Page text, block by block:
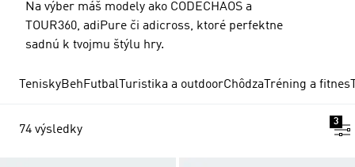
Na výber máš modely ako CODECHAOS a
TOUR360, adiPure či adicross, ktoré perfektne
sadnú k tvojmu štýlu hry.
TeniskyBehFutbal Turistika a outdoorChôdza Tréning a fitnes
74 výsledky
3